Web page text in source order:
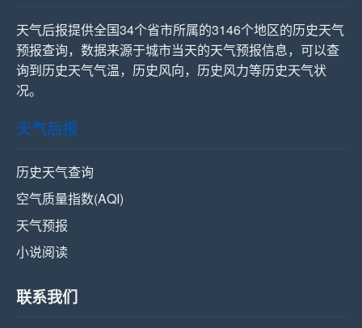
天气后报提供全国34个省市所属的3146个地区的历史天气
预报查询，数据来源于城市当天的天气预报信息，可以查
询到历史天气气温，历史风向，历史风力等历史天气状
况。
天气后报
历史天气查询
空气质量指数(AQI)
天气预报
小说阅读
联系我们